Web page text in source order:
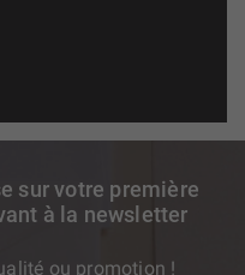
sur votre première
à la newsletter
ou promotion !